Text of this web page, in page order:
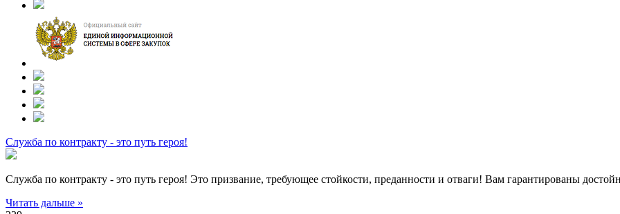
Служба по контракту - это путь героя!
Служба по контракту - это путь героя! Это призвание, требующее стойкости, преданности и отваги! Вам гарантированы
Читать дальше »